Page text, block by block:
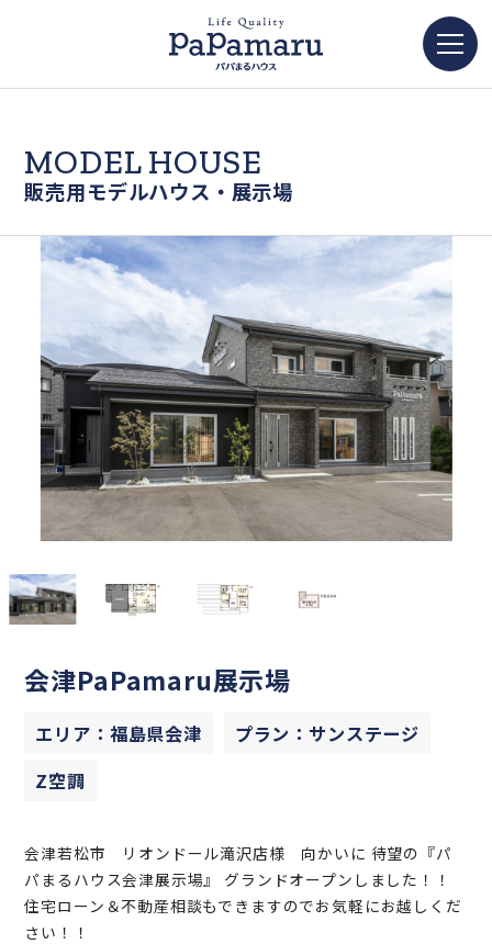
MODEL HOUSE
販売用モデルハウス・展示場
会津PaPamaru展示場
エリア：福島県会津
プラン：サンステージ
Z空調
会津若松市 リオンドール滝沢店様 向かいに 待望の『パ
パまるハウス会津展示場』 グランドオープンしました！！
住宅ローン＆不動産相談もできますのでお気軽にお越しくだ
さい！！